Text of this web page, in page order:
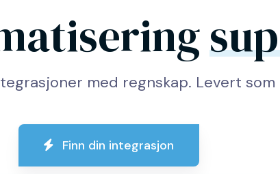
med regnskap. Levert
Finn din integrasjon